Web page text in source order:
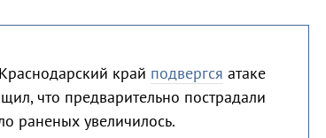
край подвергся атаке
что предварительно пострадали
раненых увеличилось.